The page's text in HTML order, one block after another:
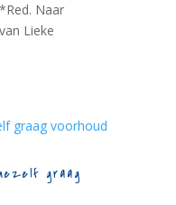
Naar
Lieke
graag